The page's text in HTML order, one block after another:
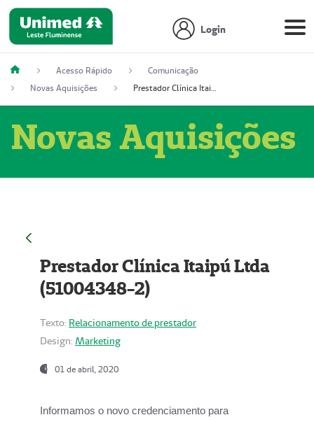
Login
Acesso Rápido
Comunicação
Novas Aquisições
Prestador Clínica Itaipú Ltda (51004348-2)
Novas Aquisições
Prestador Clínica Itaipú Ltda
(51004348-2)
Texto: Relacionamento de prestador
Design: Marketing
01 de abril, 2020
Informamos o novo credenciamento para